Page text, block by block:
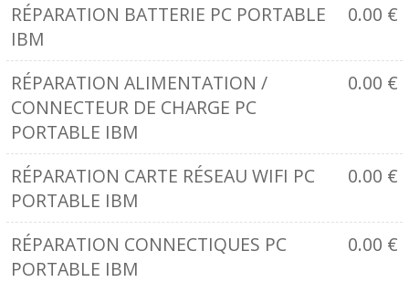
RÉPARATION BATTERIE PC PORTABLE
IBM
0.00 €
RÉPARATION ALIMENTATION /
CONNECTEUR DE CHARGE PC
PORTABLE IBM
0.00 €
RÉPARATION CARTE RÉSEAU WIFI PC
PORTABLE IBM
0.00 €
RÉPARATION CONNECTIQUES PC
PORTABLE IBM
0.00 €